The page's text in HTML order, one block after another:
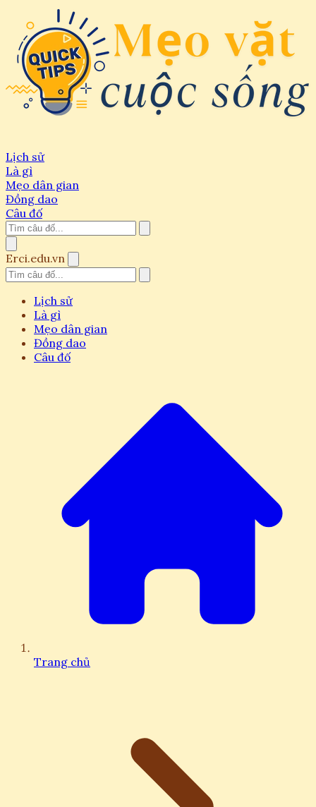
Lịch sử
Là gì
Mẹo dân gian
Đồng dao
Câu đố
Erci.edu.vn
Lịch sử
Là gì
Mẹo dân gian
Đồng dao
Câu đố
Trang chủ